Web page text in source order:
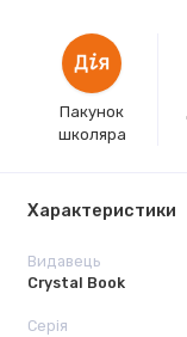
Пакунок
школяра
Характеристики
Видавець
Crystal Book
Серія